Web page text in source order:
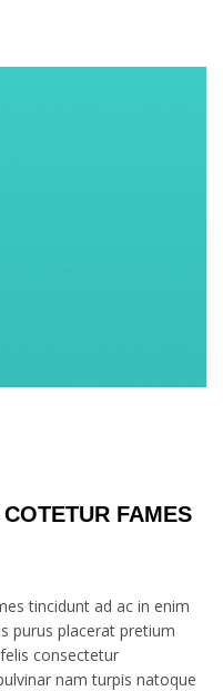
FAMES
tincidunt ad ac in enim
purus placerat pretium
consectetur
nam turpis natoque